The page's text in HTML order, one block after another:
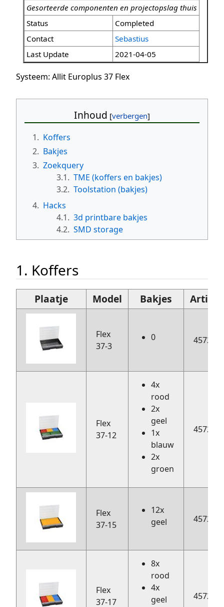
Gesorteerde componenten en projectopslag thuis
Status
Completed
Contact
Sebastius
Last Update
2021-04-05
Systeem: Allit Europlus 37 Flex
Inhoud
1. Koffers
2. Bakjes
3. Zoekquery
3.1. TME (koffers en bakjes)
3.2. Toolstation (bakjes)
4. Hacks
4.1. 3d printbare bakjes
4.2. SMD storage
1. Koffers
Plaatje Model Bakjes
Flex
37-3
0 457204
Flex
37-12
4x
rood
2x
geel
1x
blauw
2x
groen
457200
Flex
37-15
12x
geel
457201
Flex
37-17
8x
rood
4x
geel
457202